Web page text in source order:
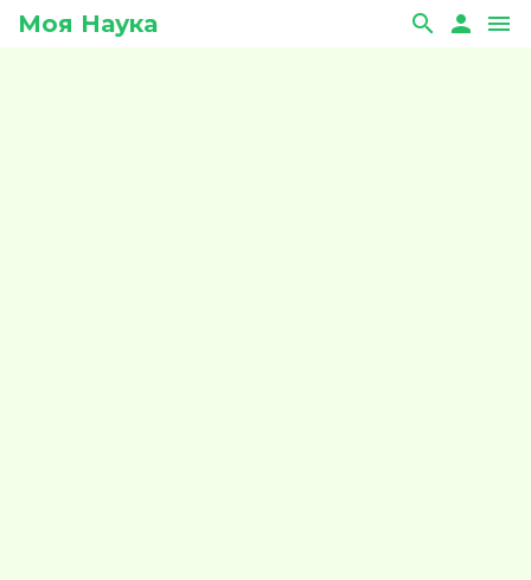
Моя Наука search person menu